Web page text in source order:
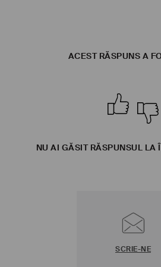
ACEST RĂSPUNS A
NU AI GĂSIT RĂSPUNSUL LA
SCRIE-NE